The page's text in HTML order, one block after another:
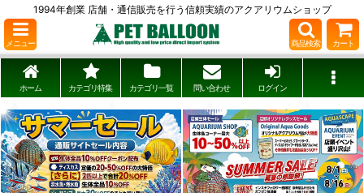
1994年創業 店舗・通信販売を行う信頼実績のアクアリウムショップ
メニュー 商品検索 カート
ホーム カテゴリ特集 カテゴリ一覧 問い合わせ ログイン